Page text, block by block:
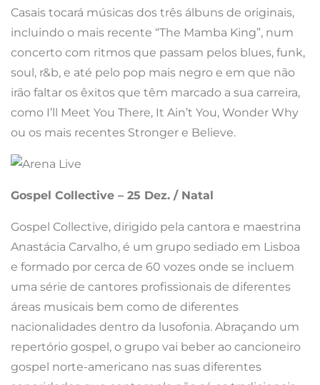
Casais tocará músicas dos três álbuns de originais,
incluindo o mais recente “The Mamba King”, num
concerto com ritmos que passam pelos blues, funk,
soul, r&b, e até pelo pop mais negro e em que não
irão faltar os êxitos que têm marcado a sua carreira,
como I’ll Meet You There, It Ain’t You, Wonder Why
ou os mais recentes Stronger e Believe.
Gospel Collective – 25 Dez. / Natal
Gospel Collective, dirigido pela cantora e maestrina
Anastácia Carvalho, é um grupo sediado em Lisboa
e formado por cerca de 60 vozes onde se incluem
uma série de cantores profissionais de diferentes
áreas musicais bem como de diferentes
nacionalidades dentro da lusofonia. Abraçando um
repertório gospel, o grupo vai beber ao cancioneiro
gospel norte-americano nas suas diferentes